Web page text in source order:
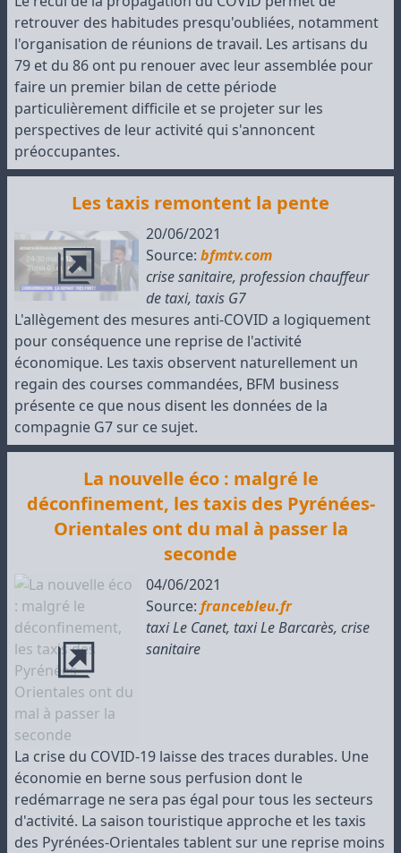
retrouver des habitudes presqu'oubliées, notamment
l'organisation de réunions de travail. Les artisans du
79 et du 86 ont pu renouer avec leur assemblée pour
faire un premier bilan de cette période
particulièrement difficile et se projeter sur les
perspectives de leur activité qui s'annoncent
préoccupantes.
Les taxis remontent la pente
20/06/2021
Source: bfmtv.com
crise sanitaire, profession chauffeur
de taxi, taxis G7
L'allègement des mesures anti-COVID a logiquement
pour conséquence une reprise de l'activité
économique. Les taxis observent naturellement un
regain des courses commandées, BFM business
présente ce que nous disent les données de la
compagnie G7 sur ce sujet.
La nouvelle éco : malgré le
déconfinement, les taxis des Pyrénées-
Orientales ont du mal à passer la
seconde
04/06/2021
Source: francebleu.fr
taxi Le Canet, taxi Le Barcarès, crise
sanitaire
La crise du COVID-19 laisse des traces durables. Une
économie en berne sous perfusion dont le
redémarrage ne sera pas égal pour tous les secteurs
d'activité. La saison touristique approche et les taxis
des Pyrénées-Orientales tablent sur une reprise moins